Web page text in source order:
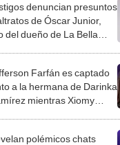
denuncian presuntos
de Óscar Junior,
del dueño de La Bella
Farfán es captado
a la hermana de Darinka
mientras Xiomy
polémicos chats